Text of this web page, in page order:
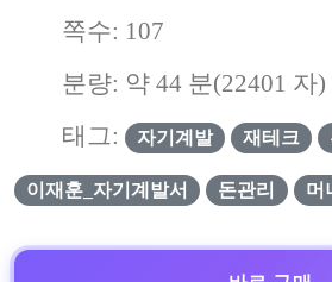
쪽수: 107
분량: 약 44 분(22401 자)
태그:
자기계발 재테크
이재훈_자기계발서 돈관리 머